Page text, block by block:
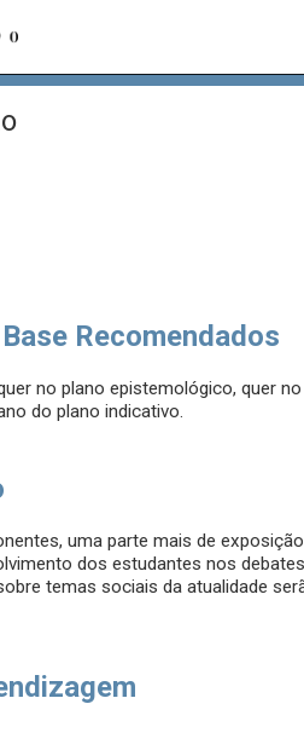
Recomendados
no plano epistemológico, quer
do plano indicativo.
uma parte mais de
dos estudantes nos
temas sociais da atualidade